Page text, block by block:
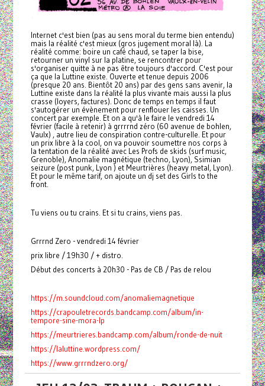
Internet c'est bien (pas au sens moral du terme bien entendu)
mais la réalité c'est mieux (gros jugement moral là). La
réalité comme: boire un café chaud, se taper la bise,
retourner un vinyl sur la platine, se rencontrer pour
s'organiser quitte à ne pas être toujours d'accord. C'est pour
ça que la Luttine existe. Ouverte et tenue depuis 2006
(presque 20 ans. Bientôt 20 ans) par des gens sans avenir, la
Luttine existe dans la réalité la plus vivante mais aussi la plus
crasse (loyers, factures). Donc de temps en temps il faut
s'autogérer un évènement pour renflouer les caisses. Un
concert par exemple. Et on a qu'à le faire le vendredi 14
février (facile à retenir) à grrrrnd zéro (60 avenue de bohlen,
Vaulx) , autre lieu de conspiration contre-culturelle. Et pour
un prix libre à la cool, on va pouvoir soumettre nos corps à
la tentation de la réalité avec Les Profs de skids (surf music,
Grenoble), Anomalie magnétique (techno, Lyon), Ssimian
seizure (post punk, Lyon ) et Meurtrières (heavy metal, Lyon).
Et pour le même tarif, on ajoute un dj set des Girls to the
front.
Tu viens ou tu crains. Et si tu crains, viens pas.
Grrrnd Zero - vendredi 14 février
prix libre / 19h30 / + distro.
Début des concerts à 20h30 - Pas de CB / Pas de relou
https://m.soundcloud.com/anomaliemagnetique
https://crapouletrecords.bandcamp.com/album/in-
tempore-sine-mora-lp
https://meurtrieres.bandcamp.com/album/ronde-de-nuit
https://laluttine.wordpress.com/
https://www.grrrndzero.org/